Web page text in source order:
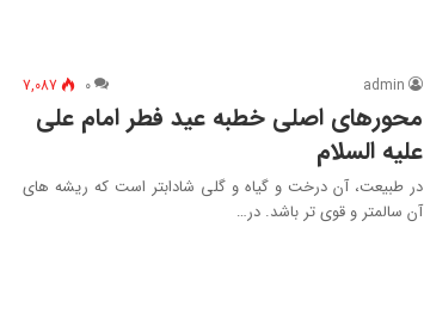
admin ۰ 7,087
محورهای اصلی خطبه عید فطر امام علی
علیه السلام
در طبیعت، آن درخت و گیاه و گلی شادابتر است كه ریشه های
آن سالمتر و قوی تر باشد. در…